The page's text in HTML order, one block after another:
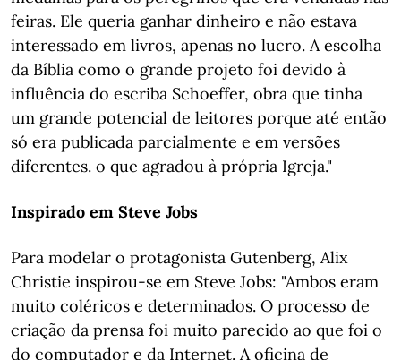
feiras. Ele queria ganhar dinheiro e não estava
interessado em livros, apenas no lucro. A escolha
da Bíblia como o grande projeto foi devido à
influência do escriba Schoeffer, obra que tinha
um grande potencial de leitores porque até então
só era publicada parcialmente e em versões
diferentes. o que agradou à própria Igreja."
Inspirado em Steve Jobs
Para modelar o protagonista Gutenberg, Alix
Christie inspirou-se em Steve Jobs: "Ambos eram
muito coléricos e determinados. O processo de
criação da prensa foi muito parecido ao que foi o
do computador e da Internet. A oficina de